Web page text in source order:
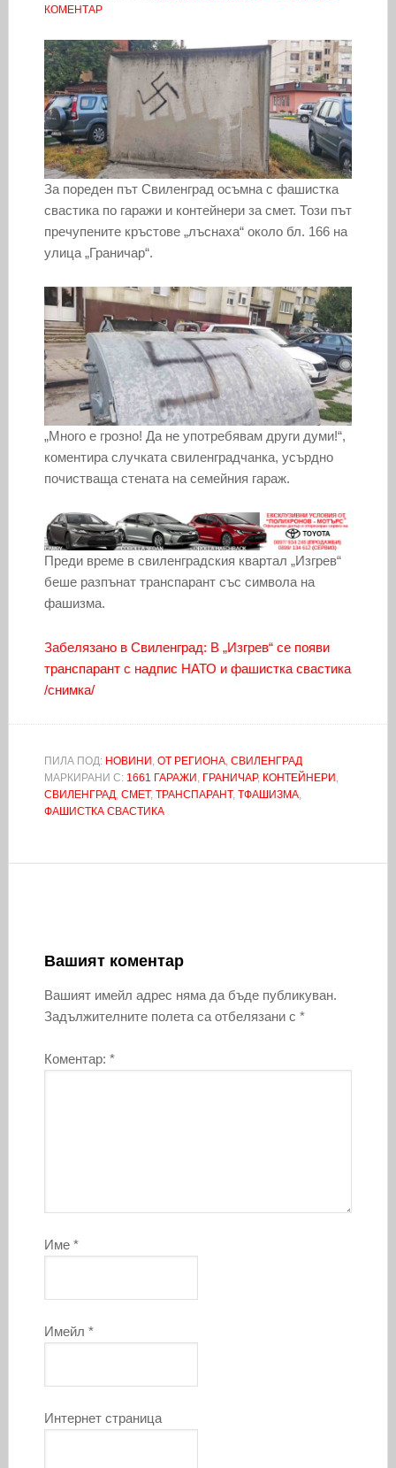
КОМЕНТАР
За пореден път Свиленград осъмна с фашистка
свастика по гаражи и контейнери за смет. Този път
пречупените кръстове „лъснаха“ около бл. 166 на
улица „Граничар“.
„Много е грозно! Да не употребявам други думи!“,
коментира случката свиленградчанка, усърдно
почистваща стената на семейния гараж.
Преди време в свиленградския квартал „Изгрев“
беше разпънат транспарант със символа на
фашизма.
Забелязано в Свиленград: В „Изгрев“ се появи
транспарант с надпис НАТО и фашистка свастика
/снимка/
ПИЛА ПОД: НОВИНИ ОТ РЕГИОНА, СВИЛЕНГРАД
МАРКИРАНИ С: 1661 ГАРАЖИ ГРАНИЧАР, КОНТЕЙНЕРИ
СВИЛЕНГРАД СМЕТ, ТРАНСПАРАНТ, ТФАШИЗМА,
ФАШИСТКА СВАСТИКА
Вашият коментар
Вашият имейл адрес няма да бъде публикуван.
Задължителните полета са отбелязани с *
Коментар: *
Име *
Имейл *
Интернет страница